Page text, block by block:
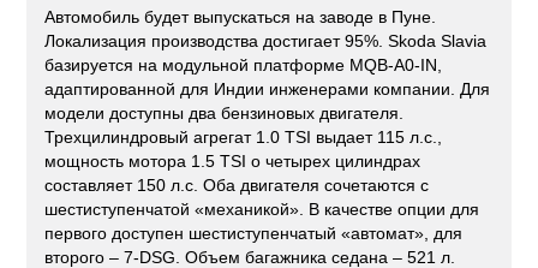
Автомобиль будет выпускаться на заводе в Пуне.
Локализация производства достигает 95%. Skoda Slavia
базируется на модульной платформе MQB-A0-IN,
адаптированной для Индии инженерами компании. Для
модели доступны два бензиновых двигателя.
Трехцилиндровый агрегат 1.0 TSI выдает 115 л.с.,
мощность мотора 1.5 TSI о четырех цилиндрах
составляет 150 л.с. Оба двигателя сочетаются с
шестиступенчатой «механикой». В качестве опции для
первого доступен шестиступенчатый «автомат», для
второго – 7-DSG. Объем багажника седана – 521 л.